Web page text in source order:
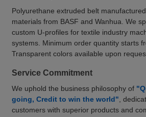
Polyurethane extruded belt
materials from BASF and Wanhua. We
custom U-profiles for textile industry
systems. Minimum order quantity starts
Transparent colors available upon
Service Commitment
We uphold the business philosophy of
going, Credit to win the world" ,
customers with superior products and